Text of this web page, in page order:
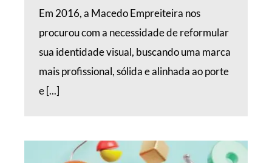
Em 2016, a Macedo Empreiteira nos
procurou com a necessidade de reformular
sua identidade visual, buscando uma marca
mais profissional, sólida e alinhada ao porte
e [...]